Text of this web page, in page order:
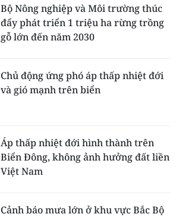
Bộ Nông nghiệp và Môi trường thúc
đẩy phát triển 1 triệu ha rừng trồng
gỗ lớn đến năm 2030
Chủ động ứng phó áp thấp nhiệt đới
và gió mạnh trên biển
Áp thấp nhiệt đới hình thành trên
Biển Đông, không ảnh hưởng đất liền
Việt Nam
Cảnh báo mưa lớn ở khu vực Bắc Bộ